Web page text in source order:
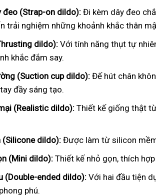
đeo (Strap-on dildo): Đi kèm dây đeo
trải nghiệm những khoảnh khắc thân
dildo): Với tính năng thụt tự
khắc đắm say.
(Suction cup dildo):Đế hút chân
đầy sáng tạo.
(Realistic dildo): Thiết kế giống thật
(Silicone dildo): Được làm từ silicon
(Mini dildo): Thiết kế nhỏ gọn, thích
(Double-ended dildo): Với hai đầu tiện
phú.